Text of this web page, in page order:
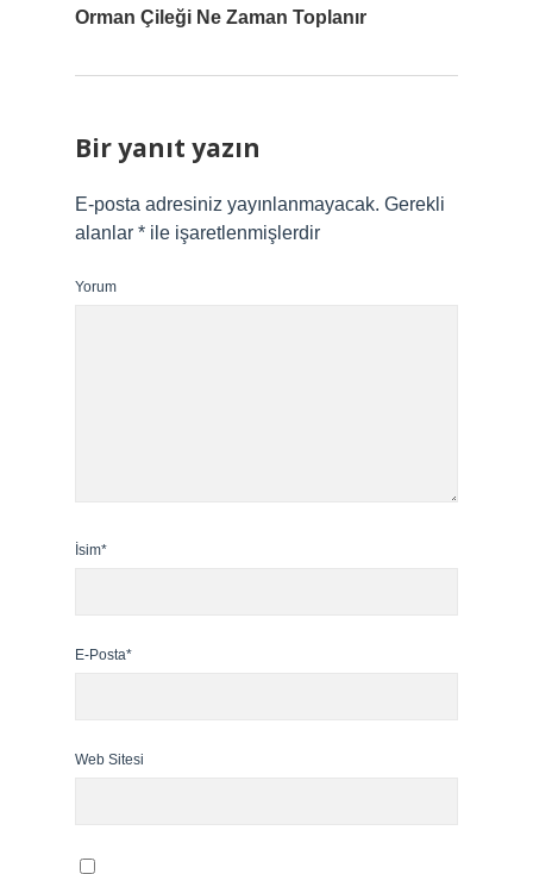
Orman Çileği Ne Zaman Toplanır
Bir yanıt yazın
E-posta adresiniz yayınlanmayacak. Gerekli
alanlar * ile işaretlenmişlerdir
Yorum
İsim*
E-Posta*
Web Sitesi